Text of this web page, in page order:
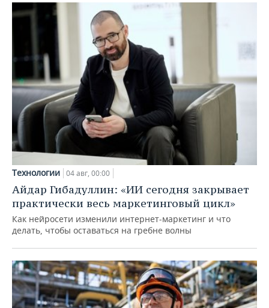
Технологии 04 авг, 00:00
Айдар Гибадуллин: «ИИ сегодня закрывает
практически весь маркетинговый цикл»
Как нейросети изменили интернет-маркетинг и что
делать, чтобы оставаться на гребне волны